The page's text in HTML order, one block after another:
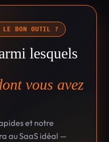
LE BON OUTIL ?
lesquels
vous avez
et notre
au SaaS idéal —